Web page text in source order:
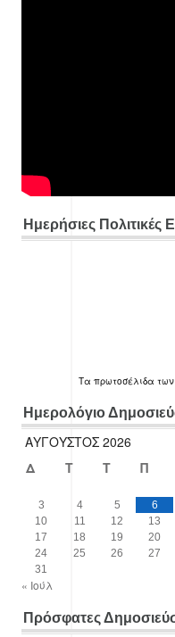
Ημερήσιες Πολιτικές
Τα πρωτοσέλιδα
Ημερολόγιο
ΑΎΓΟΥΣΤΟΣ 2026
Δ
Τ Τ Π
3
4 5 6
10
11 12 13
17
18 19 20
24
25 26 27
31
« Ιούλ
Πρόσφατες